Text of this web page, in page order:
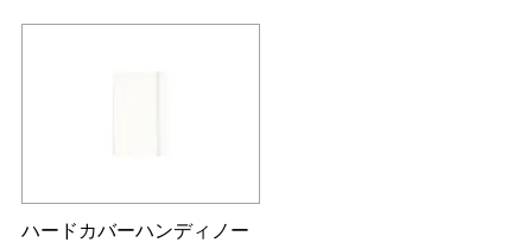
ハードカバーハンディノー